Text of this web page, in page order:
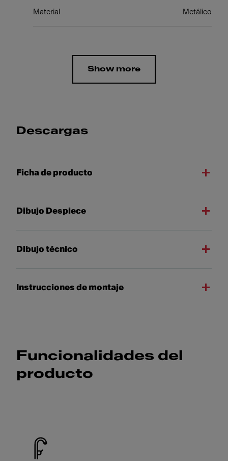
Material Metálico
Show more
Descargas
Ficha de producto
Dibujo Despiece
Dibujo técnico
Instrucciones de montaje
Funcionalidades del
producto